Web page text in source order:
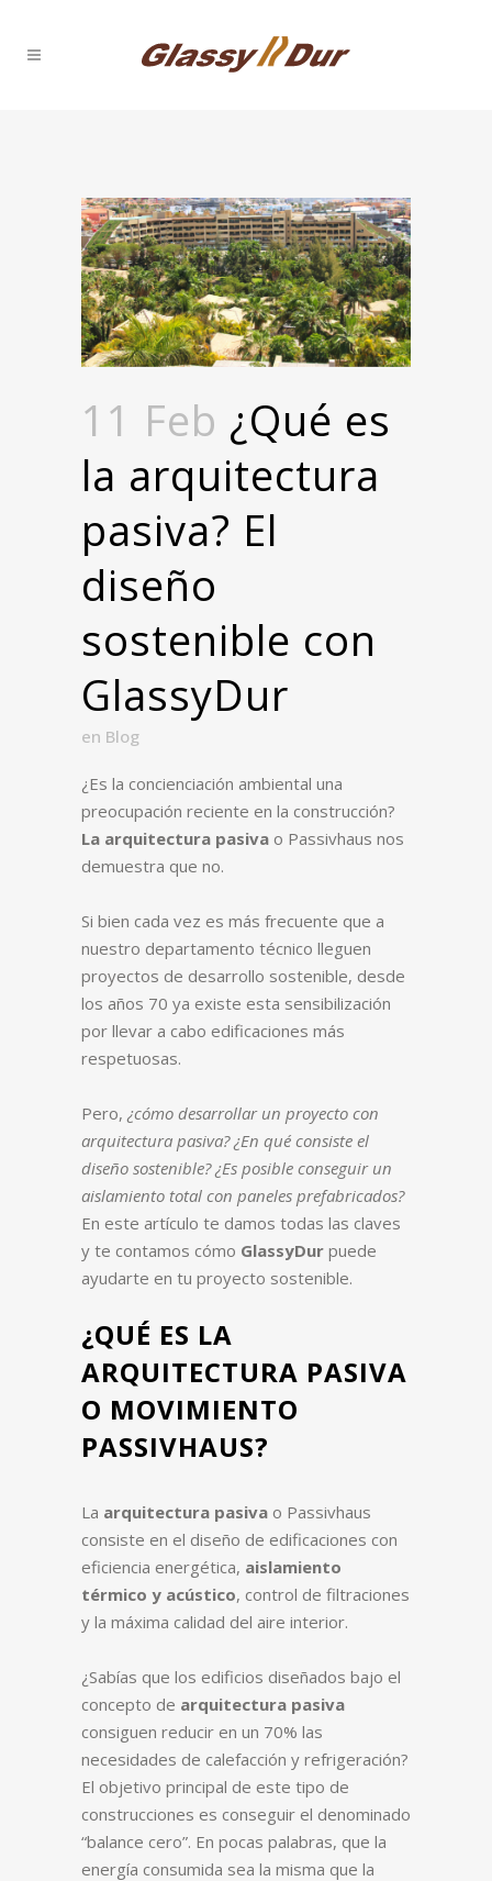
11 Feb ¿Qué es
la arquitectura
pasiva? El
diseño
sostenible con
GlassyDur
en Blog
¿Es la concienciación ambiental una
preocupación reciente en la construcción?
La arquitectura pasiva o Passivhaus nos
demuestra que no.
Si bien cada vez es más frecuente que a
nuestro departamento técnico lleguen
proyectos de desarrollo sostenible, desde
los años 70 ya existe esta sensibilización
por llevar a cabo edificaciones más
respetuosas.
Pero, ¿cómo desarrollar un proyecto con
arquitectura pasiva? ¿En qué consiste el
diseño sostenible? ¿Es posible conseguir un
aislamiento total con paneles prefabricados?
En este artículo te damos todas las claves
y te contamos cómo GlassyDur puede
ayudarte en tu proyecto sostenible.
¿QUÉ ES LA
ARQUITECTURA PASIVA
O MOVIMIENTO
PASSIVHAUS?
La arquitectura pasiva o Passivhaus
consiste en el diseño de edificaciones con
eficiencia energética, aislamiento
térmico y acústico, control de filtraciones
y la máxima calidad del aire interior.
¿Sabías que los edificios diseñados bajo el
concepto de arquitectura pasiva
consiguen reducir en un 70% las
necesidades de calefacción y refrigeración?
El objetivo principal de este tipo de
construcciones es conseguir el denominado
“balance cero”. En pocas palabras, que la
energía consumida sea la misma que la